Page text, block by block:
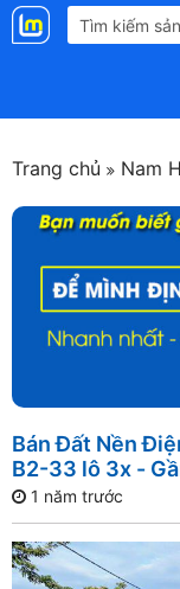
Trang chủ Nam
Bán Đất Nền
B2-33 lô 3x -
Nguyễn Phước
1 năm trước